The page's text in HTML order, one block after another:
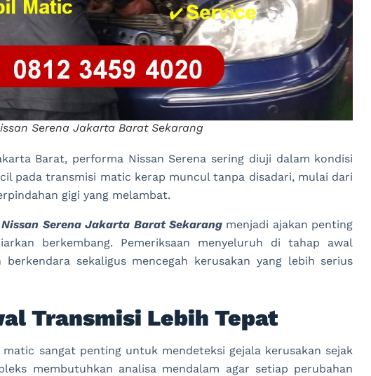
Serena Jakarta Barat Sekarang
Barat, performa Nissan Serena sering diuji dalam kondisi
pada transmisi matic kerap muncul tanpa disadari, mulai dari
gigi yang melambat.
Serena Jakarta Barat Sekarangmenjadi ajakan penting
berkembang. Pemeriksaan menyeluruh di tahap awal
berkendara sekaligus mencegah kerusakan yang lebih serius
Transmisi Lebih Tepat
sangat penting untuk mendeteksi gejala kerusakan sejak
membutuhkan analisa mendalam agar setiap perubahan